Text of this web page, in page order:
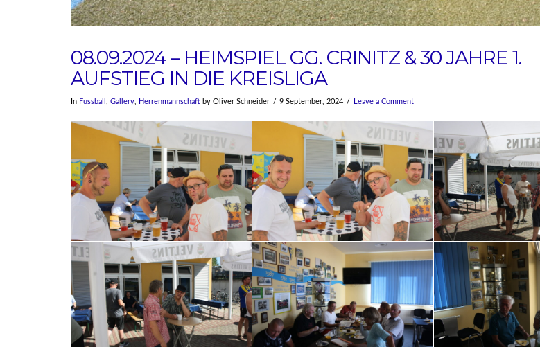
08.09.2024 – HEIMSPIEL GG. CRINITZ & 30 JAHRE 1.
AUFSTIEG IN DIE KREISLIGA
In Fussball , Gallery, Herrenmannschaft by Oliver Schneider 9 September, 2024 Leave a Comment